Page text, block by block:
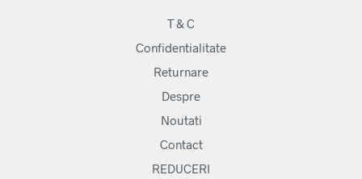
T & C
Confidentialitate
Returnare
Despre
Noutati
Contact
REDUCERI